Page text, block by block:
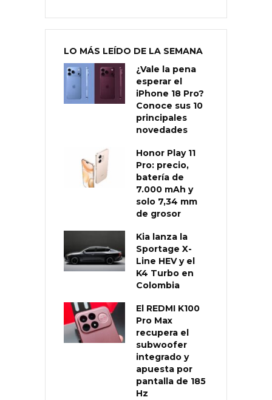
LO MÁS LEÍDO DE LA SEMANA
¿Vale la pena
esperar el
iPhone 18 Pro?
Conoce sus 10
principales
novedades
Honor Play 11
Pro: precio,
batería de
7.000 mAh y
solo 7,34 mm
de grosor
Kia lanza la
Sportage X-
Line HEV y el
K4 Turbo en
Colombia
El REDMI K100
Pro Max
recupera el
subwoofer
integrado y
apuesta por
pantalla de 185
Hz